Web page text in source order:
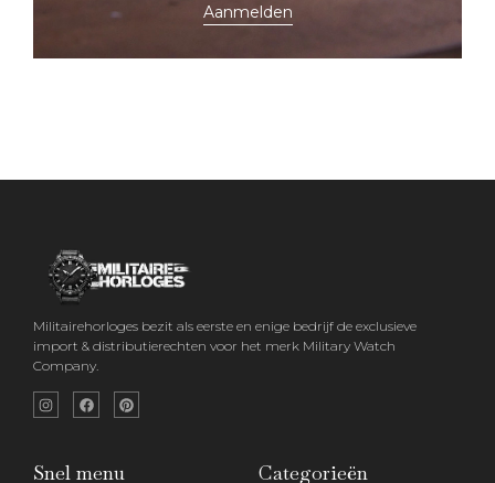
Aanmelden
Militairehorloges bezit als eerste en enige bedrijf de exclusieve
import & distributierechten voor het merk Military Watch
Company.
Snel menu Categorieën